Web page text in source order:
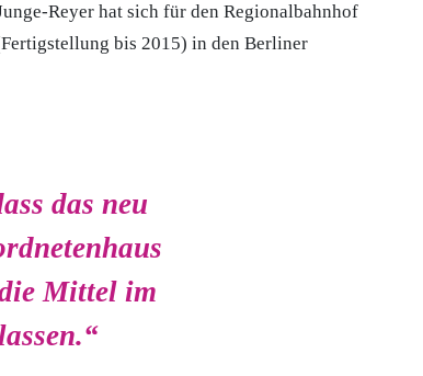
Reyer hat sich für den Regionalbahnhof
bis 2015) in den Berliner
das neu
Mittel im